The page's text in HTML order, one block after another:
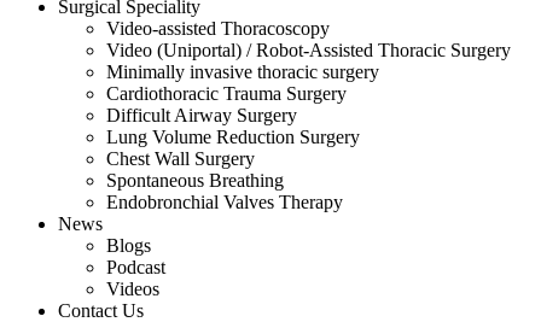
Surgical Speciality
Video-assisted Thoracoscopy
Video (Uniportal) / Robot-Assisted Thoracic Surgery
Minimally invasive thoracic surgery
Cardiothoracic Trauma Surgery
Difficult Airway Surgery
Lung Volume Reduction Surgery
Chest Wall Surgery
Spontaneous Breathing
Endobronchial Valves Therapy
News
Blogs
Podcast
Videos
Contact Us